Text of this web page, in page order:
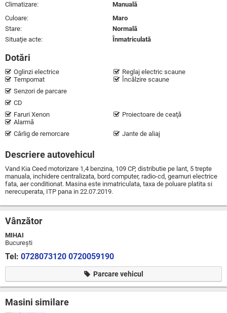
Climatizare:
Manuală
Culoare:
Maro
Stare:
Normală
Situaţie acte:
Înmatriculată
Dotări
Oglinzi electrice
Reglaj electric scaune
Tempomat
Încălzire scaune
Senzori de parcare
CD
Faruri Xenon
Proiectoare de ceaţă
Alarmă
Cârlig de remorcare
Jante de aliaj
Descriere autovehicul
Vand Kia Ceed motorizare 1,4 benzina, 109 CP, distributie pe lant, 5 trepte
manuala, inchidere centralizata, bord computer, radio-cd, geamuri electrice
fata, aer conditionat. Masina este inmatriculata, taxa de poluare platita si
nerecuperata, ITP pana in 22.07.2019.
Vânzător
MIHAI
Bucureşti
Tel: 0728073120 0720059190
Parcare vehicul
Masini similare